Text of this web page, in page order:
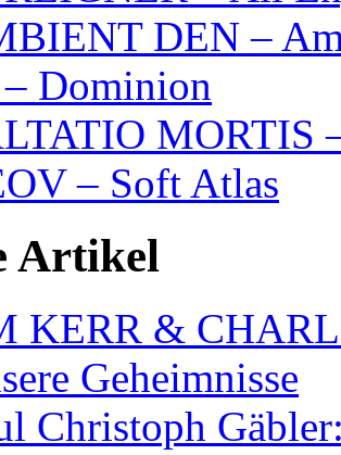
DEN –
Dominion
MORTIS
– Soft Atlas
Artikel
KERR &
Geheimnisse
Christoph